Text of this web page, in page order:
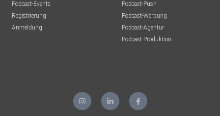
Podcast-Events
Registrierung
Anmeldung
Podcast-Push
Podcast-Werbung
Podcast-Agentur
Podcast-Produktion